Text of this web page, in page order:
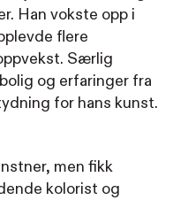
Han vokste opp i
flere
Særlig
og erfaringer fra
for hans kunst.
men fikk
kolorist og